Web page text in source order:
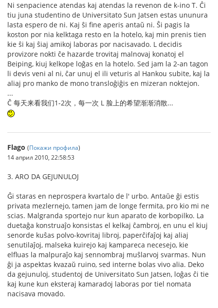
Ni senpacience atendas kaj atendas la revenon de k-ino T. Ĉi
tiu juna studentino de Universitato Sun Jatsen estas ununura
lasta espero de ni. Kaj ŝi fine aperis antaŭ ni. Ŝi pagis la
koston por nia kelktaga resto en la hotelo, kaj min prenis tien
kie ŝi kaj ŝiaj amikoj laboras por nacisavado. L decidis
provizore nokti ĉe hazarde trovitaj malnovaj konatoj el
Beiping, kiuj kelkope loĝas en la hotelo. Sed jam la 2-an tagon
li devis veni al ni, ĉar unuj el ili veturis al Hankou subite, kaj la
aliaj pro manko de mono transloĝiĝis en mizeran noktejon.
...
Ĉ 每天来看我们1-2次，每一次 L 脸上的希望渐渐消散...
Flago (Покажи профила)
14 април 2010, 22:58:53
3. ARO DA GEJUNULOJ
Ĝi staras en neprospera kvartalo de l' urbo. Antaŭe ĝi estis
privata mezlernejo, tamen jam de longe fermita, pro kio mi ne
scias. Malgranda sportejo nur kun aparato de korbopilko. La
duetaĝa konstruaĵo konsistas el kelkaj ĉambroj, en unu el kiuj
senorde kuŝas polvo-kovritaj libroj, paperĉifaĵoj kaj aliaj
senutilaĵoj, malseka kuirejo kaj kampareca necesejo, kie
elfluas la malpuraĵo kaj sennombraj muŝlarvoj svarmas. Nun
ĝi ja aspektas kvazaŭ ruino, sed interne bolas vivo alia. Deko
da gejunuloj, studentoj de Universitato Sun Jatsen, loĝas ĉi tie
kaj kune kun eksteraj kamaradoj laboras por tiel nomata
nacisava movado.